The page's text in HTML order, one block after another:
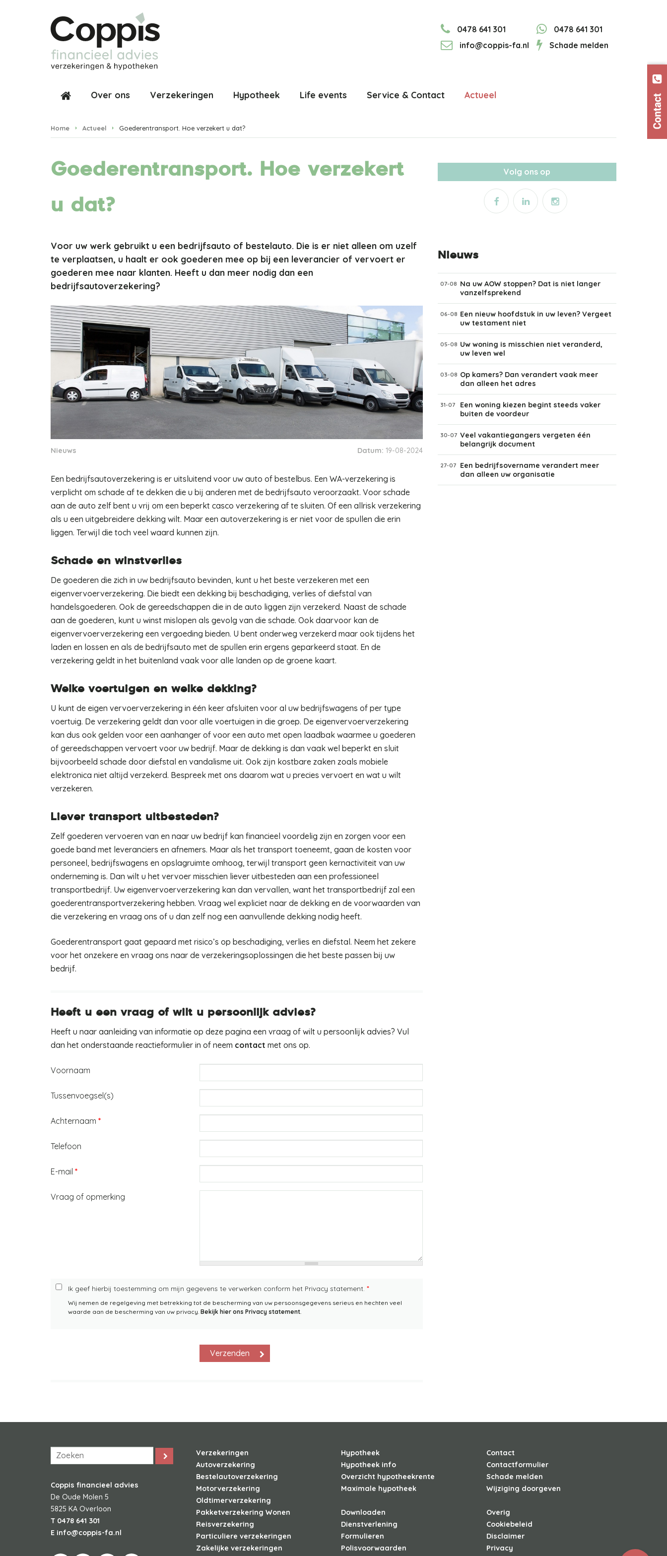
0478 641 301
info@coppis-fa.nl
0478 641 301
Schade melden
Over ons Verzekeringen Hypotheek Life events Service & Contact Actueel
Home Actueel Goederentransport. Hoe verzekert u dat?
Goederentransport. Hoe verzekert
u dat?
Voor uw werk gebruikt u een bedrijfsauto of bestelauto. Die is er niet alleen om uzelf
te verplaatsen, u haalt er ook goederen mee op bij een leverancier of vervoert er
goederen mee naar klanten. Heeft u dan meer nodig dan een
bedrijfsautoverzekering?
Nieuws Datum: 19-08-2024
Een bedrijfsautoverzekering is er uitsluitend voor uw auto of bestelbus. Een WA-verzekering is
verplicht om schade af te dekken die u bij anderen met de bedrijfsauto veroorzaakt. Voor schade
aan de auto zelf bent u vrij om een beperkt casco verzekering af te sluiten. Of een allrisk verzekering
als u een uitgebreidere dekking wilt. Maar een autoverzekering is er niet voor de spullen die erin
liggen. Terwijl die toch veel waard kunnen zijn.
Schade en winstverlies
De goederen die zich in uw bedrijfsauto bevinden, kunt u het beste verzekeren met een
eigenvervoerverzekering. Die biedt een dekking bij beschadiging, verlies of diefstal van
handelsgoederen. Ook de gereedschappen die in de auto liggen zijn verzekerd. Naast de schade
aan de goederen, kunt u winst mislopen als gevolg van die schade. Ook daarvoor kan de
eigenvervoerverzekering een vergoeding bieden. U bent onderweg verzekerd maar ook tijdens het
laden en lossen en als de bedrijfsauto met de spullen erin ergens geparkeerd staat. En de
verzekering geldt in het buitenland vaak voor alle landen op de groene kaart.
Welke voertuigen en welke dekking?
U kunt de eigen vervoerverzekering in één keer afsluiten voor al uw bedrijfswagens of per type
voertuig. De verzekering geldt dan voor alle voertuigen in die groep. De eigenvervoerverzekering
kan dus ook gelden voor een aanhanger of voor een auto met open laadbak waarmee u goederen
of gereedschappen vervoert voor uw bedrijf. Maar de dekking is dan vaak wel beperkt en sluit
bijvoorbeeld schade door diefstal en vandalisme uit. Ook zijn kostbare zaken zoals mobiele
elektronica niet altijd verzekerd. Bespreek met ons daarom wat u precies vervoert en wat u wilt
verzekeren.
Liever transport uitbesteden?
Zelf goederen vervoeren van en naar uw bedrijf kan financieel voordelig zijn en zorgen voor een
goede band met leveranciers en afnemers. Maar als het transport toeneemt, gaan de kosten voor
personeel, bedrijfswagens en opslagruimte omhoog, terwijl transport geen kernactiviteit van uw
onderneming is. Dan wilt u het vervoer misschien liever uitbesteden aan een professioneel
transportbedrijf. Uw eigenvervoerverzekering kan dan vervallen, want het transportbedrijf zal een
goederentransportverzekering hebben. Vraag wel expliciet naar de dekking en de voorwaarden van
die verzekering en vraag ons of u dan zelf nog een aanvullende dekking nodig heeft.
Goederentransport gaat gepaard met risico’s op beschadiging, verlies en diefstal. Neem het zekere
voor het onzekere en vraag ons naar de verzekeringsoplossingen die het beste passen bij uw
bedrijf.
Heeft u een vraag of wilt u persoonlijk advies?
Heeft u naar aanleiding van informatie op deze pagina een vraag of wilt u persoonlijk advies? Vul
dan het onderstaande reactieformulier in of neem contact met ons op.
Voornaam
Tussenvoegsel(s)
Achternaam *
Telefoon
E-mail *
Vraag of opmerking
Ik geef hierbij toestemming om mijn gegevens te verwerken conform het Privacy statement. *
Wij nemen de regelgeving met betrekking tot de bescherming van uw persoonsgegevens serieus en hechten veel
waarde aan de bescherming van uw privacy. Bekijk hier ons Privacy statement.
Volg ons op
Nieuws
07-08 Na uw AOW stoppen? Dat is niet langer
vanzelfsprekend
06-08 Een nieuw hoofdstuk in uw leven? Vergeet
uw testament niet
05-08 Uw woning is misschien niet veranderd,
uw leven wel
03-08 Op kamers? Dan verandert vaak meer
dan alleen het adres
31-07
Een woning kiezen begint steeds vaker
buiten de voordeur
30-07 Veel vakantiegangers vergeten één
belangrijk document
27-07
Een bedrijfsovername verandert meer
dan alleen uw organisatie
Coppis financieel advies
De Oude Molen 5
5825 KA Overloon
T 0478 641 301
E info@coppis-fa.nl
Verzekeringen
Autoverzekering
Bestelautoverzekering
Motorverzekering
Oldtimerverzekering
Pakketverzekering Wonen
Reisverzekering
Particuliere verzekeringen
Zakelijke verzekeringen
Hypotheek
Hypotheek info
Overzicht hypotheekrente
Maximale hypotheek
Downloaden
Dienstverlening
Formulieren
Polisvoorwaarden
Contact
Contactformulier
Schade melden
Wijziging doorgeven
Overig
Cookiebeleid
Disclaimer
Privacy